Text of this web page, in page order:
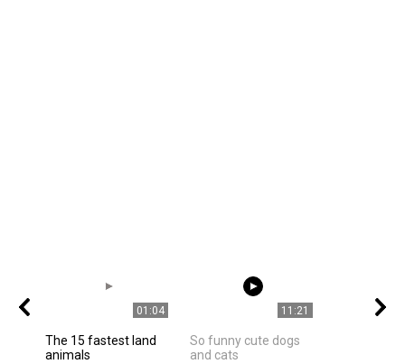
01:04
The 15 fastest land
animals
11:21
So funny cute dogs
and cats